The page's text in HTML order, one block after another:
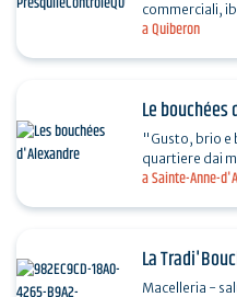
a Quiberon
commerciali,
(lunghezza
a Sainte-Anne-
Le
"Gusto, brio e
quartiere dai
formaggi e
La
Macelleria -